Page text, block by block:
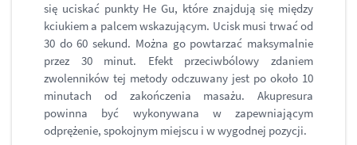
się uciskać punkty He Gu, które znajdują się między
kciukiem a palcem wskazującym. Ucisk musi trwać od
30 do 60 sekund. Można go powtarzać maksymalnie
przez 30 minut. Efekt przeciwbólowy zdaniem
zwolenników tej metody odczuwany jest po około 10
minutach od zakończenia masażu. Akupresura
powinna być wykonywana w zapewniającym
odprężenie, spokojnym miejscu i w wygodnej pozycji.